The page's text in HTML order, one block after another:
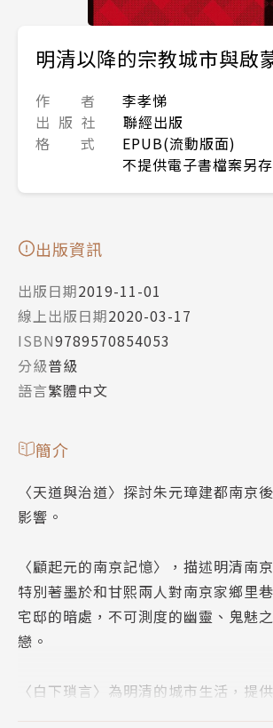
明清以降的宗教城市與啟
作 者
李孝悌
出 版 社
聯經出版
格 式
EPUB(流動版面)
不提供電子書檔案另
出版資訊
出版日期2019-11-01
線上出版日期2020-03-17
ISBN9789570854053
分級普級
語言繁體中文
簡介
〈天道與治道〉探討朱元璋建都南京
影響。
〈顧起元的南京記憶〉，描述明清南
特別著墨於和甘熙兩人對南京家鄉里
宅邸的暗處，不可測度的幽靈、鬼魅
戀。
〈白下瑣言〉為明清的城市生活，提